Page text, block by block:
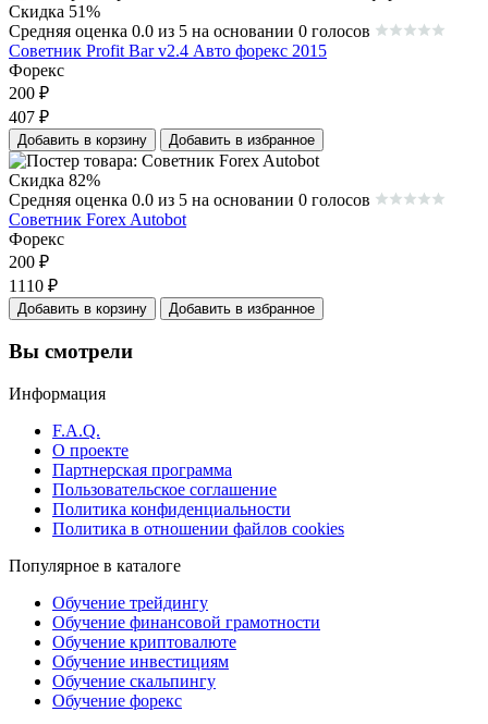
Скидка 51%
Средняя оценка 0.0 из 5 на основании 0 голосов
Cоветник Profit Bar v2.4 Авто форекс 2015
Форекс
200 ₽
407 ₽
Добавить в корзину Добавить в избранное
Скидка 82%
Средняя оценка 0.0 из 5 на основании 0 голосов
Советник Forex Autobot
Форекс
200 ₽
1110 ₽
Добавить в корзину Добавить в избранное
Вы смотрели
Информация
F.A.Q.
О проекте
Партнерская программа
Пользовательское соглашение
Политика конфиденциальности
Политика в отношении файлов cookies
Популярное в каталоге
Обучение трейдингу
Обучение финансовой грамотности
Обучение криптовалюте
Обучение инвестициям
Обучение скальпингу
Обучение форекс